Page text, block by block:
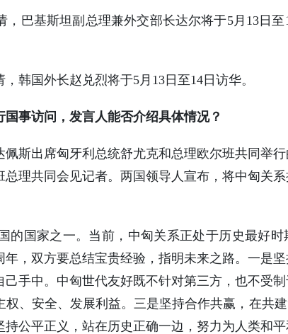
巴基斯坦副总理兼外交部长达尔将于5月13日
韩国外长赵兑烈将于5月13日至14日访华。
事访问，发言人能否介绍具体情况？
斯出席匈牙利总统舒尤克和总理欧尔班共同举
理共同会见记者。两国领导人宣布，将中匈关
的国家之一。当前，中匈关系正处于历史最好时
，双方要总结宝贵经验，指明未来之路。一是
手中。中匈世代友好既不针对第三方，也不受
、安全、发展利益。三是坚持合作共赢，在共
公平正义，站在历史正确一边，努力为人类和